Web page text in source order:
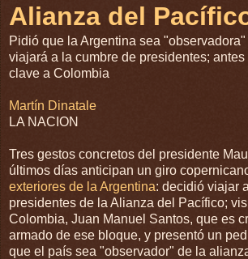
Alianza del
Pidió que la Argentina sea
viajará a la cumbre de presidentes;
clave a Colombia
Martín Dinatale
LA NACION
Tres gestos concretos del presidente
últimos días anticipan un giro
exteriores de la Argentina: decidió viajar
presidentes de la Alianza del Pacífico;
Colombia, Juan Manuel Santos, que es
armado de ese bloque, y presentó un
que el país sea "observador" de la